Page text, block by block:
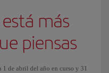
más
piensas
1 de abril del año en curso y 31